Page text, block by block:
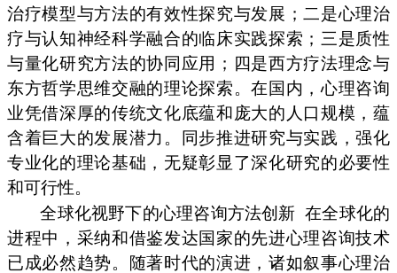
治疗模型与方法的有效性探究与发展；二是心理治
疗与认知神经科学融合的临床实践探索；三是质性
与量化研究方法的协同应用；四是西方疗法理念与
东方哲学思维交融的理论探索。在国内，心理咨询
业凭借深厚的传统文化底蕴和庞大的人口规模，蕴
含着巨大的发展潜力。同步推进研究与实践，强化
专业化的理论基础，无疑彰显了深化研究的必要性
和可行性。
全球化视野下的心理咨询方法创新 在全球化的
进程中，采纳和借鉴发达国家的先进心理咨询技术
已成必然趋势。随著时代的演进，诸如叙事心理治